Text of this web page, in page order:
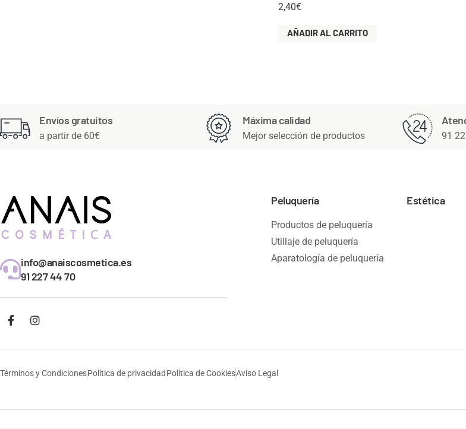
2,40€
AÑADIR AL CARRITO
Envíos gratuitos
a partir de 60€
Máxima calidad
Mejor selección de productos 91
info@anaiscosmetica.es
91 227 44 70
Peluquería
Productos de peluquería
Utillaje de peluquería
Aparatología de peluquería
Estética
Términos y CondicionesPolítica de privacidad Política de CookiesAviso Legal